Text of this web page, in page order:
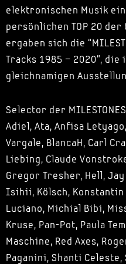
elektronischen Musik
persönlichen TOP 20
ergaben sich die
Tracks 1985 – 2020”,
gleichnamigen
Selector der
Adiel, Ata, Anfisa
Vargale, BlancaH, Carl
Liebing, Claude
Gregor Tresher, Hell,
Isihii, Kölsch,
Luciano, Michial Bibi,
Kruse, Pan-Pot, Paula
Maschine, Red Axes,
Paganini, Shanti Celeste,